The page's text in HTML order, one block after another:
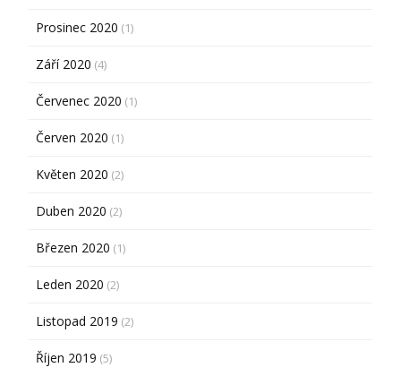
Prosinec 2020 (1)
Září 2020 (4)
Červenec 2020 (1)
Červen 2020 (1)
Květen 2020 (2)
Duben 2020 (2)
Březen 2020 (1)
Leden 2020 (2)
Listopad 2019 (2)
Říjen 2019 (5)